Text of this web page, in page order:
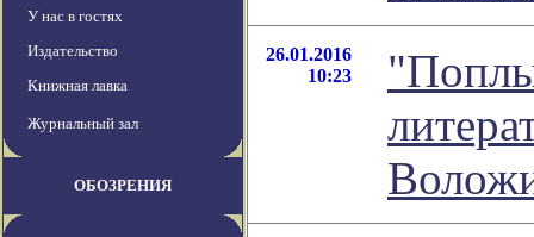
У нас в гостях
Издательство
Книжная лавка
Журнальный зал
ОБОЗРЕНИЯ
26.01.2016
10:23